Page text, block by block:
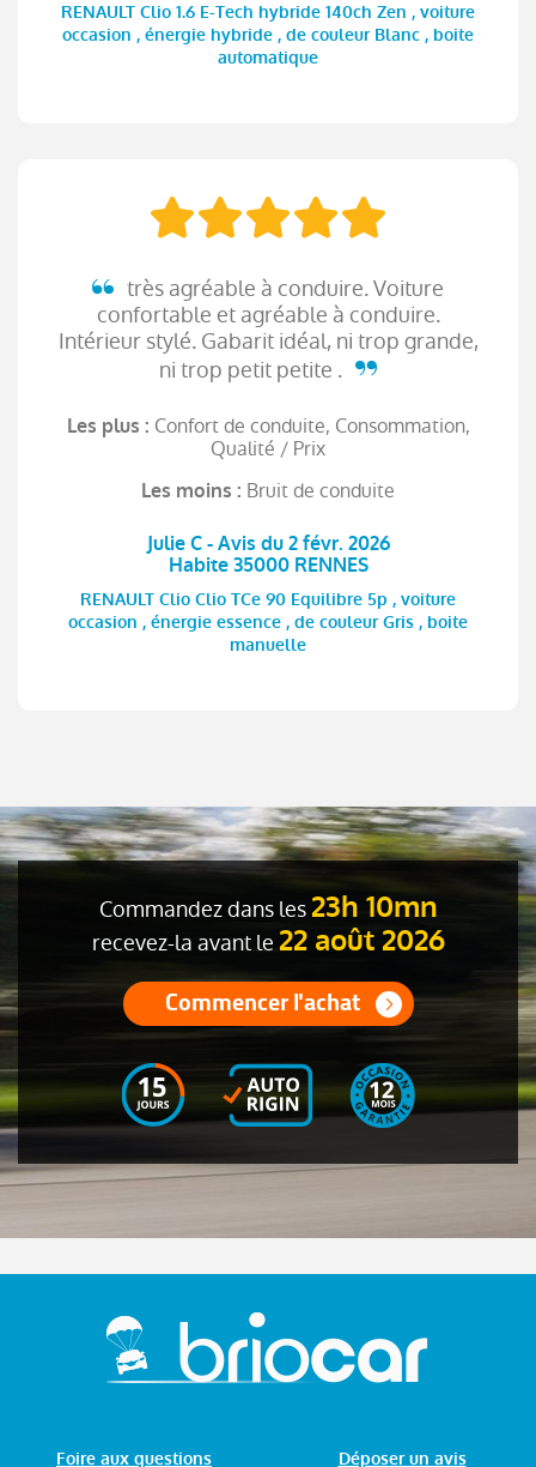
RENAULT Clio 1.6 E-Tech hybride 140ch Zen , voiture
occasion , énergie hybride , de couleur Blanc , boite
automatique
très agréable à conduire. Voiture
confortable et agréable à conduire.
Intérieur stylé. Gabarit idéal, ni trop grande,
ni trop petit petite .
Les plus : Confort de conduite, Consommation,
Qualité / Prix
Les moins : Bruit de conduite
Julie C - Avis du 2 févr. 2026
Habite 35000 RENNES
RENAULT Clio Clio TCe 90 Equilibre 5p , voiture
occasion , énergie essence , de couleur Gris , boite
manuelle
Commandez dans les 23h 10mn
recevez-la avant le 22 août 2026
Commencer l'achat
Foire aux questions Déposer un avis